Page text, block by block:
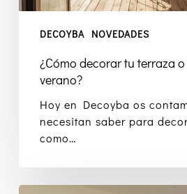
DECOYBA NOVEDADES
¿Cómo decorar tu terraza
verano?
Hoy en Decoyba os
necesitan saber para
como…